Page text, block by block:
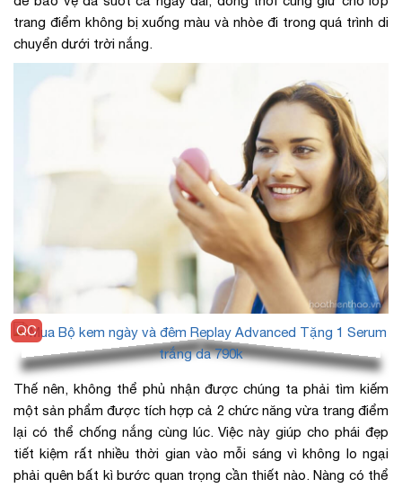
trang điểm không bị xuống màu và nhòe đi trong quá trình di
chuyển dưới trời nắng.
Thế nên, không thể phủ nhận được chúng ta phải tìm kiếm
một sản phẩm được tích hợp cả 2 chức năng vừa trang điểm
lại có thể chống nắng cùng lúc. Việc này giúp cho phái đẹp
tiết kiệm rất nhiều thời gian vào mỗi sáng vì không lo ngại
phải quên bất kì bước quan trọng cần thiết nào. Nàng có thể